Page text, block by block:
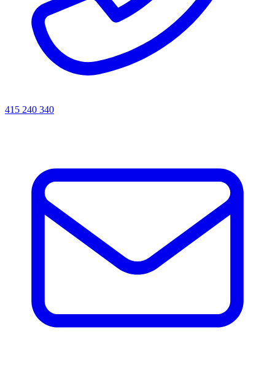
415 240 340